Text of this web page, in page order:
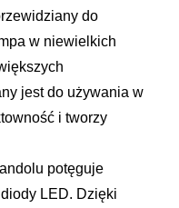
do
w niewielkich
jest do używania w
i tworzy
potęguje
LED. Dzięki